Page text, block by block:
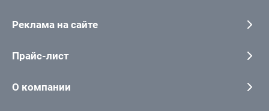
Реклама на сайте
Прайс-лист
О компании